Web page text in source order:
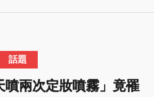
話題
兩次定妝噴霧」竟罹